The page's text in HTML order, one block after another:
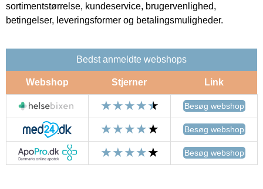
sortimentstørrelse, kundeservice, brugervenlighed,
betingelser, leveringsformer og betalingsmuligheder.
Bedst anmeldte webshops
Webshop Stjerner Link
Besøg webshop
Besøg webshop
Besøg webshop